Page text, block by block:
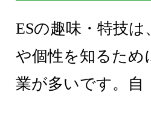
ESの趣味・特技は
や個性を知るため
業が多いです。自